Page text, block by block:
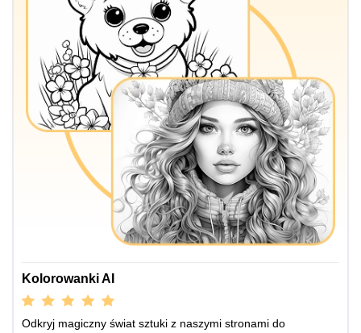
Kolorowanki AI
Odkryj magiczny świat sztuki z naszymi stronami do